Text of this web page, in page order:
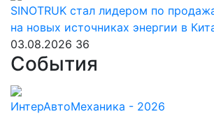
SINOTRUK стал лидером по
на новых источниках энергии в
03.08.2026 36
События
ИнтерАвтоМеханика - 2026